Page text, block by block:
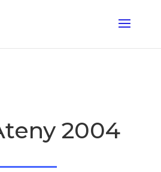
2004